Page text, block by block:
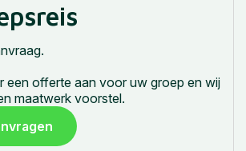
een offerte aan voor uw groep en wij
maatwerk voorstel.